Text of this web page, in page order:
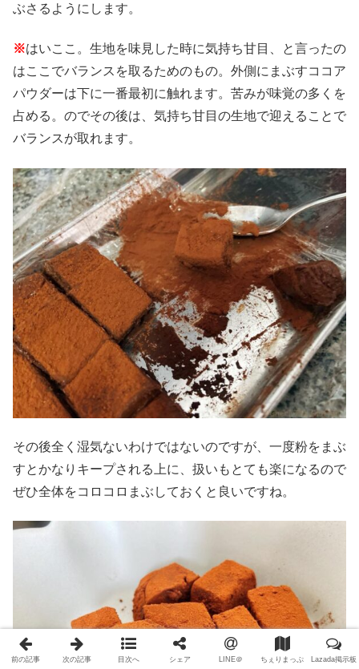
ぶさるようにします。
※はいここ。生地を味見した時に気持ち甘目、と言ったの
はここでバランスを取るためのもの。外側にまぶすココア
パウダーは下に一番最初に触れます。苦みが味覚の多くを
占める。のでその後は、気持ち甘目の生地で迎えることで
バランスが取れます。
その後全く湿気ないわけではないのですが、一度粉をまぶ
すとかなりキープされる上に、扱いもとても楽になるので
ぜひ全体をコロコロまぶしておくと良いですね。
前の記事 次の記事 目次へ シェア LINE＠ ちぇりまっぷ Lazada掲示板